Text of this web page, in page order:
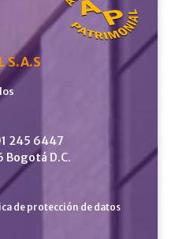
S.A.S
245 6447
Bogotá D.C.
de protección de datos